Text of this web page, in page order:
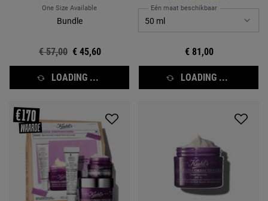
One Size Available
Bundle
Oude prijs
€ 57,00 Nieuwe prijs
€ 45,60
LOADING ...
Eén maat beschikbaar
€ 81,00
LOADING ...